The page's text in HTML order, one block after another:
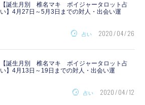
【誕生月別 椎名マキ ボイジャータロット占
い】4月27日～5月3日までの対人・出会い運
占い 2020 / 04 / 26
【誕生月別 椎名マキ ボイジャータロット占
い】4月13日～19日までの対人・出会い運
占い 2020 / 04 / 12